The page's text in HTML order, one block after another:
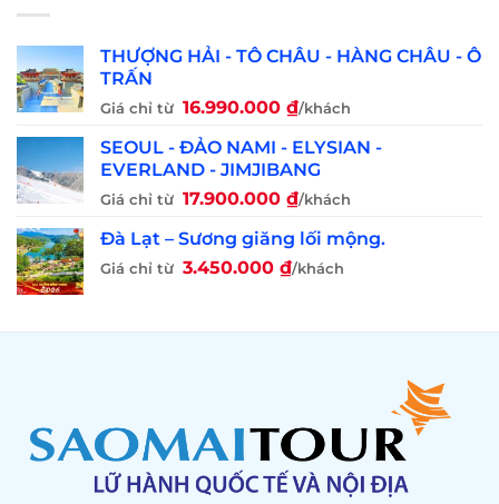
THƯỢNG HẢI - TÔ CHÂU - HÀNG CHÂU - Ô
TRẤN
Giá chỉ từ 16.990.000 ₫/khách
SEOUL - ĐẢO NAMI - ELYSIAN -
EVERLAND - JIMJIBANG
Giá chỉ từ 17.900.000 ₫/khách
Đà Lạt – Sương giăng lối mộng.
Giá chỉ từ 3.450.000 ₫/khách